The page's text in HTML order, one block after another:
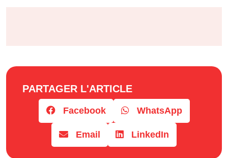
PARTAGER L'ARTICLE
Facebook WhatsApp
Email LinkedIn